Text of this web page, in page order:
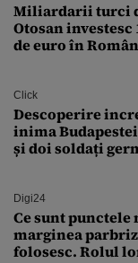
Miliardarii turci
Otosan
de euro în
Click
Descoperire
inima
și doi soldați
Digi24
Ce sunt punctele
marginea
folosesc. Rolul